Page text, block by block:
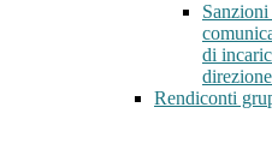
di
Rendiconti